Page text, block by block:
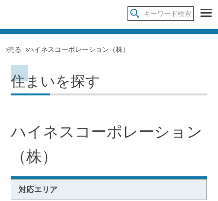
売る ハイネスコーポレーション（株）
住まいを探す
ハイネスコーポレーション
（株）
対応エリア